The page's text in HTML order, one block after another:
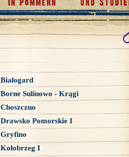
Białogard
Borne Sulinowo - Krągi
Choszczno
Drawsko Pomorskie I
Gryfino
Kołobrzeg I